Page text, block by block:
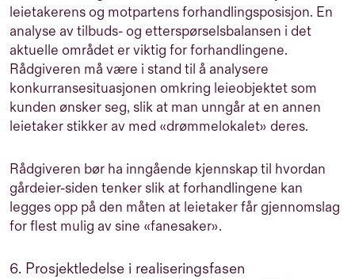
leietakerens og motpartens forhandlingsposisjon. En
analyse av tilbuds- og etterspørselsbalansen i det
aktuelle området er viktig for forhandlingene.
Rådgiveren må være i stand til å analysere
konkurransesituasjonen omkring leieobjektet som
kunden ønsker seg, slik at man unngår at en annen
leietaker stikker av med «drømmelokalet» deres.
Rådgiveren bør ha inngående kjennskap til hvordan
gårdeier-siden tenker slik at forhandlingene kan
legges opp på den måten at leietaker får gjennomslag
for flest mulig av sine «fanesaker».
6. Prosjektledelse i realiseringsfasen